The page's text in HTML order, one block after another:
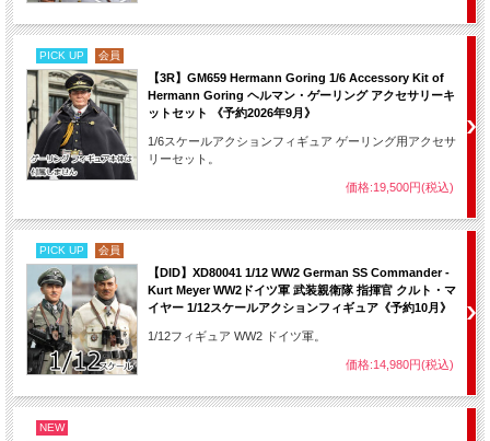
PICK UP 会員
【3R】GM659 Hermann Goring 1/6 Accessory Kit of
Hermann Goring ヘルマン・ゲーリング アクセサリーキ
ットセット 《予約2026年9月》
1/6スケールアクションフィギュア ゲーリング用アクセサ
リーセット。
価格:19,500円(税込)
PICK UP 会員
【DID】XD80041 1/12 WW2 German SS Commander -
Kurt Meyer WW2ドイツ軍 武装親衛隊 指揮官 クルト・マ
イヤー 1/12スケールアクションフィギュア《予約10月》
1/12フィギュア WW2 ドイツ軍。
価格:14,980円(税込)
NEW